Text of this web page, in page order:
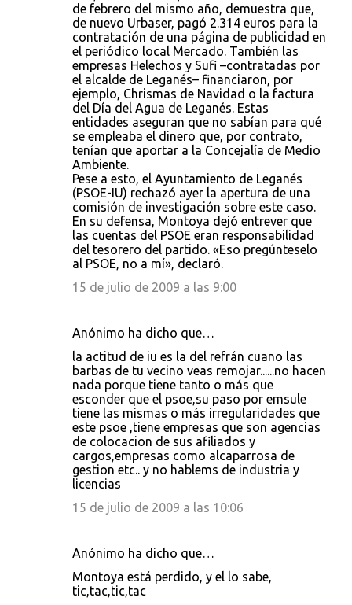
de febrero del mismo año, demuestra que,
de nuevo Urbaser, pagó 2.314 euros para la
contratación de una página de publicidad en
el periódico local Mercado. También las
empresas Helechos y Sufi –contratadas por
el alcalde de Leganés– financiaron, por
ejemplo, Chrismas de Navidad o la factura
del Día del Agua de Leganés. Estas
entidades aseguran que no sabían para qué
se empleaba el dinero que, por contrato,
tenían que aportar a la Concejalía de Medio
Ambiente.
Pese a esto, el Ayuntamiento de Leganés
(PSOE-IU) rechazó ayer la apertura de una
comisión de investigación sobre este caso.
En su defensa, Montoya dejó entrever que
las cuentas del PSOE eran responsabilidad
del tesorero del partido. «Eso pregúnteselo
al PSOE, no a mí», declaró.
15 de julio de 2009 a las 9:00
Anónimo ha dicho que…
la actitud de iu es la del refrán cuano las
barbas de tu vecino veas remojar......no hacen
nada porque tiene tanto o más que
esconder que el psoe,su paso por emsule
tiene las mismas o más irregularidades que
este psoe ,tiene empresas que son agencias
de colocacion de sus afiliados y
cargos,empresas como alcaparrosa de
gestion etc.. y no hablems de industria y
licencias
15 de julio de 2009 a las 10:06
Anónimo ha dicho que…
Montoya está perdido, y el lo sabe,
tic,tac,tic,tac